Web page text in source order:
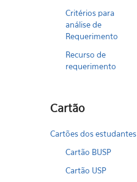
Critérios para
análise de
Requerimento
Recurso de
requerimento
Cartão
Cartões dos estudantes
Cartão BUSP
Cartão USP